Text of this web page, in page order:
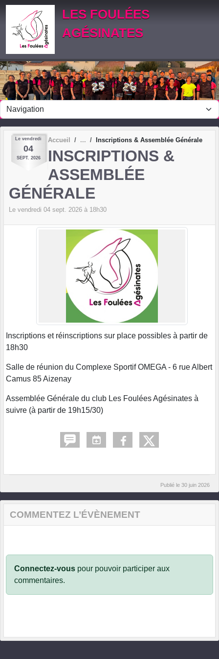
LES FOULÉES
AGÉSINATES
Le vendredi
04
SEPT. 2026
Accueil Inscriptions & Assemblée Générale
INSCRIPTIONS &
ASSEMBLÉE
GÉNÉRALE
Le vendredi 04 sept. 2026 à 18h30
Inscriptions et réinscriptions sur place possibles à partir de
18h30
Salle de réunion du Complexe Sportif OMEGA - 6 rue Albert
Camus 85 Aizenay
Assemblée Générale du club Les Foulées Agésinates à
suivre (à partir de 19h15/30)
Publié le 30 juin 2026
COMMENTEZ L’ÉVÈNEMENT
Connectez-vous pour pouvoir participer aux
commentaires.
Panneau de gestion des cookies